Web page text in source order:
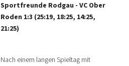
Sportfreunde Rodgau - VC Ober
Roden 1:3 (25:19, 18:25, 14:25,
21:25)
Nach einem langen Spieltag mit